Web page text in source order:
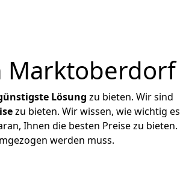
Marktoberdorf
Lösung zu bieten. Wir sind
zu bieten. Wir wissen, wie wichtig es
Ihnen die besten Preise zu bieten.
werden muss.